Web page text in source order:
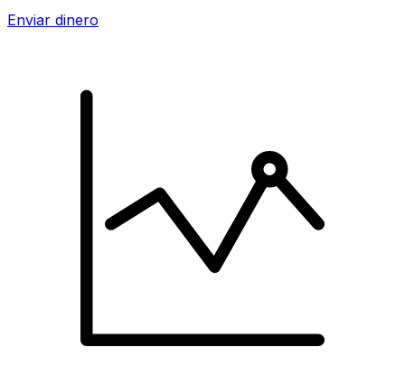
Enviar dinero